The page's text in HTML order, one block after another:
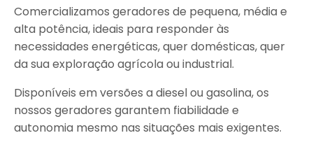
Comercializamos geradores de pequena, média e
alta potência, ideais para responder às
necessidades energéticas, quer domésticas, quer
da sua exploração agrícola ou industrial.
Disponíveis em versões a diesel ou gasolina, os
nossos geradores garantem fiabilidade e
autonomia mesmo nas situações mais exigentes.